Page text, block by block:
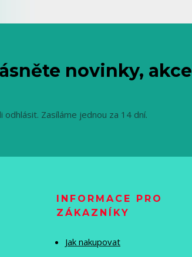
novinky, akce
odhlásit. Zasíláme jednou za 14 dní.
INFORMACE PRO
ZÁKAZNÍKY
Jak nakupovat